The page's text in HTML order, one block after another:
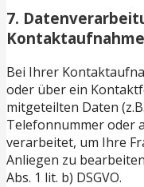
7.
Kontaktaufnahme
Bei Ihrer
oder über ein
mitgeteilten Daten
Telefonnummer oder
verarbeitet, um Ihre
Anliegen zu
Abs. 1 lit. b) DSGVO.